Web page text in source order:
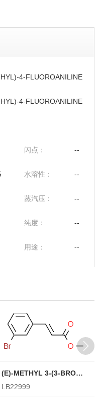
4-FLUOROANILINE
4-FLUOROANILINE
闪点： --
水溶性： --
蒸汽压： --
纯度： --
用途： --
(E)-METHYL 3-(3-BROMOPHENYL)ACRYLATE
LB22999